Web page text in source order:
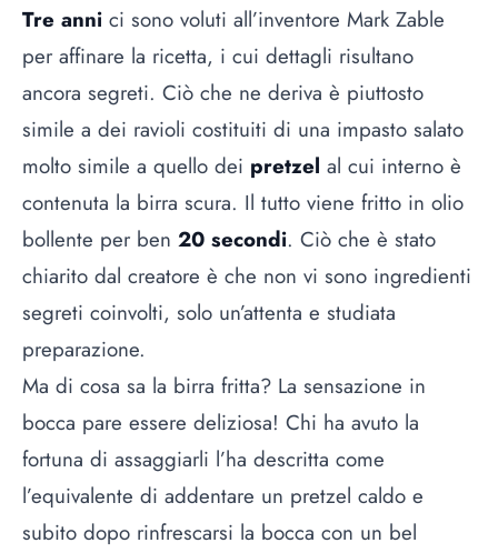
Tre anni ci sono voluti all’inventore Mark Zable
per affinare la ricetta, i cui dettagli risultano
ancora segreti. Ciò che ne deriva è piuttosto
simile a dei ravioli costituiti di una impasto salato
molto simile a quello dei pretzel al cui interno è
contenuta la birra scura. Il tutto viene fritto in olio
bollente per ben 20 secondi. Ciò che è stato
chiarito dal creatore è che non vi sono ingredienti
segreti coinvolti, solo un’attenta e studiata
preparazione.
Ma di cosa sa la birra fritta? La sensazione in
bocca pare essere deliziosa! Chi ha avuto la
fortuna di assaggiarli l’ha descritta come
l’equivalente di addentare un pretzel caldo e
subito dopo rinfrescarsi la bocca con un bel